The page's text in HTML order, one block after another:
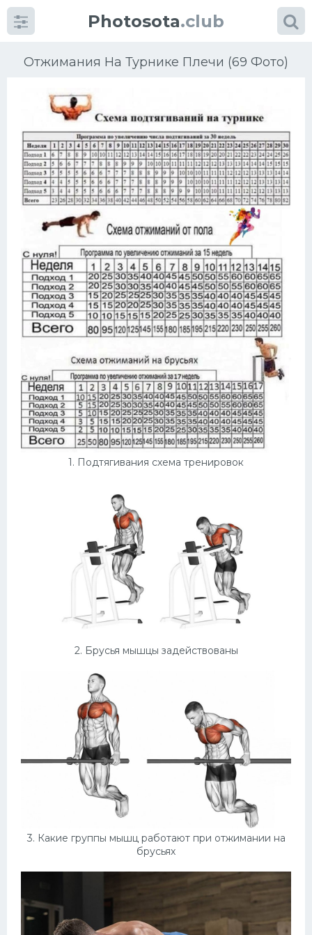
Photosota.club
Отжимания На Турнике Плечи (69 Фото)
1. Подтягивания схема тренировок
2. Брусья мышцы задействованы
3. Какие группы мышц работают при отжимании на
брусьях
КатегорииФото
Много картинок...
Баскетбол
Хоккей
Велогонки
Конькобежный спорт
Тренажеры
Интерьеры квартир